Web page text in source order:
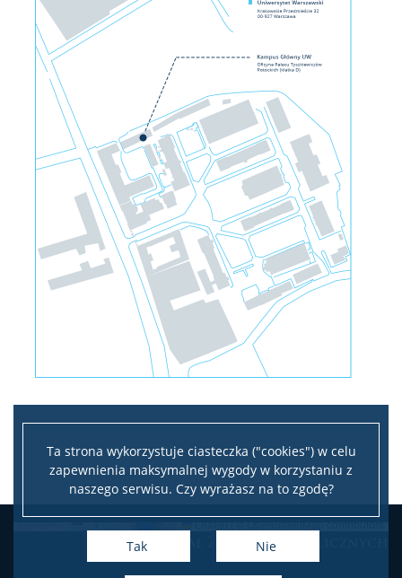
Ta strona wykorzystuje ciasteczka ("cookies") w celu
zapewnienia maksymalnej wygody w korzystaniu z
naszego serwisu. Czy wyrażasz na to zgodę?
Tak Nie
Dział Zamówień Publicznych